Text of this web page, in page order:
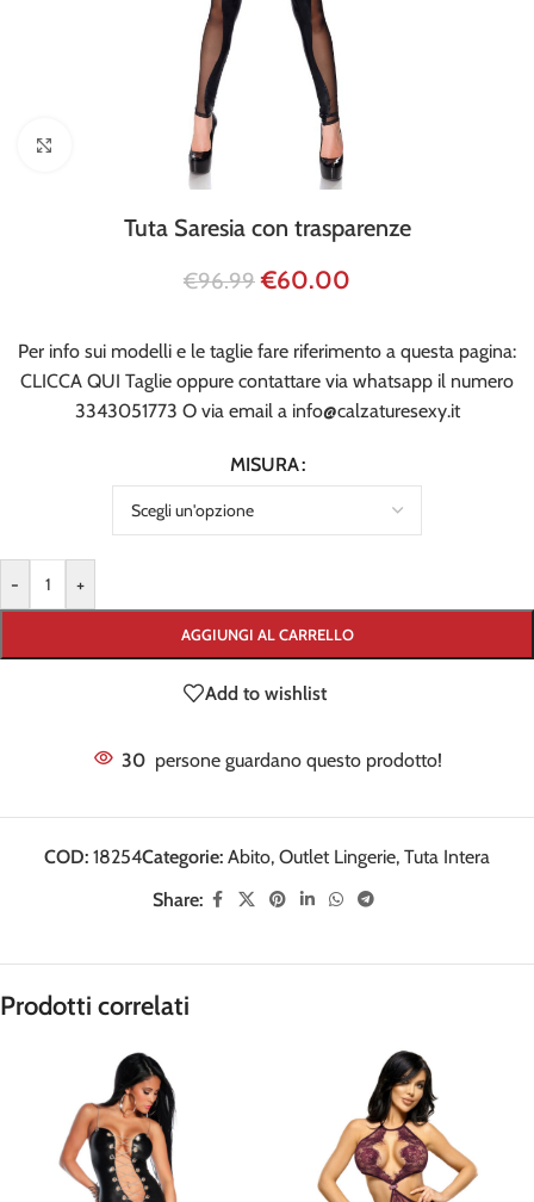
Tuta Saresia con trasparenze
€96.99 €60.00
Per info sui modelli e le taglie fare riferimento a questa pagina:
CLICCA QUI Taglie oppure contattare via whatsapp il numero
3343051773 O via email a info@calzaturesexy.it
MISURA
- +
AGGIUNGI AL CARRELLO
Add to wishlist
30 persone guardano questo prodotto!
COD: 18254Categorie: Abito, Outlet Lingerie, Tuta Intera
Share:
Prodotti correlati